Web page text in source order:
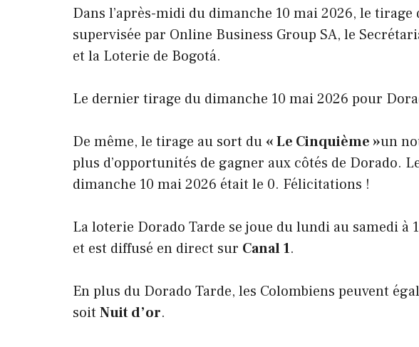
Dans l’après-midi du dimanche 10 mai 2026, le tirage
supervisée par Online Business Group SA, le
et la Loterie de Bogotá.
Le dernier tirage du dimanche 10 mai 2026 pour
De même, le tirage au sort du« Le Cinquième »un
plus d’opportunités de gagner aux côtés de Dorado.
dimanche 10 mai 2026 était le 0. Félicitations !
La loterie Dorado Tarde se joue du lundi au samedi à
et est diffusé en direct sur Canal 1.
En plus du Dorado Tarde, les Colombiens peuvent
soit Nuit d’or.